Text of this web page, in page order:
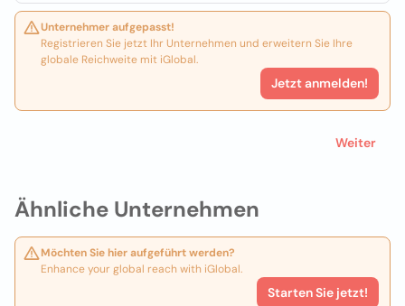
Ähnliche Unternehmen
Möchten Sie hier aufgeführt werden?
Enhance your global reach with iGlobal.
Starten Sie jetzt!
Unternehmer aufgepasst!
Registrieren Sie jetzt Ihr Unternehmen und erweitern Sie Ihre
globale Reichweite mit iGlobal.
Jetzt anmelden!
Weiter